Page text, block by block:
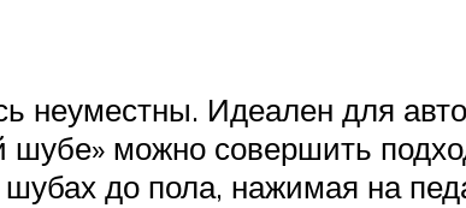
неуместны. Идеален для
шубе» можно совершить
до пола, нажимая на